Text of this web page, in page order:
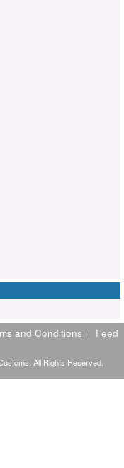
and Conditions | Feed
All Rights Reserved.